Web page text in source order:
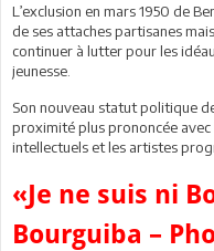
L’exclusion en mars 1950 de
de ses attaches partisanes
continuer à lutter pour les
jeunesse.
Son nouveau statut politique
proximité plus prononcée
intellectuels et les artistes
«Je ne suis ni
Bourguiba –